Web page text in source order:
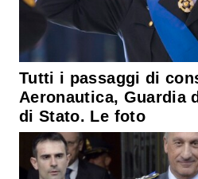
Tutti i passaggi di
Aeronautica, Guardia
di Stato. Le foto